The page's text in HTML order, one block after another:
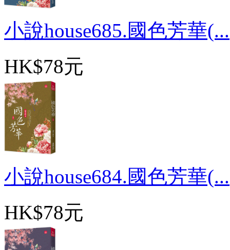
小說house685.國色芳華(...
HK$78元
小說house684.國色芳華(...
HK$78元